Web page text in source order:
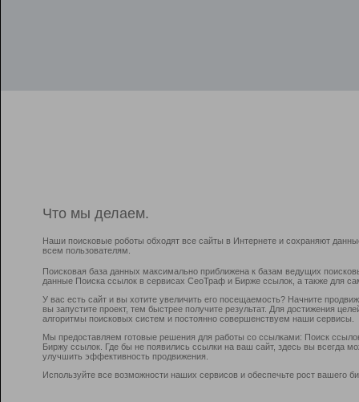
Что мы делаем.
Наши поисковые роботы обходят все сайты в Интернете и сохраняют
всем пользователям.
Поисковая база данных максимально приближена к базам ведущих
данные Поиска ссылок в сервисах СеоТраф и Бирже ссылок, а также для
У вас есть сайт и вы хотите увеличить его посещаемость? Начните
вы запустите проект, тем быстрее получите результат. Для достижения
алгоритмы поисковых систем и постоянно совершенствуем наши сервисы.
Мы предоставляем готовые решения для работы со ссылками: Поиск
Биржу ссылок. Где бы не появились ссылки на ваш сайт, здесь вы всегда
улучшить эффективность продвижения.
Используйте все возможности наших сервисов и обеспечьте рост вашего